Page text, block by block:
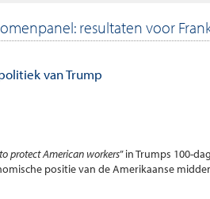
resultaten voor
van Trump
protect American workers” in Trumps 100-
positie van de Amerikaanse